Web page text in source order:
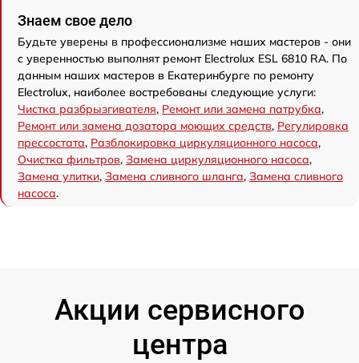
Знаем свое дело
Будьте уверены в профессионализме наших мастеров - они
с уверенностью выполнят ремонт Electrolux ESL 6810 RA. По
данным наших мастеров в Екатеринбурге по ремонту
Electrolux, наиболее востребованы следующие услуги:
Чистка разбрызгивателя, Ремонт или замена патрубка,
Ремонт или замена дозатора моющих средств, Регулировка
прессостата, Разблокировка циркуляционного насоса,
Очистка фильтров, Замена циркуляционного насоса,
Замена улитки, Замена сливного шланга, Замена сливного
насоса.
Акции сервисного
центра